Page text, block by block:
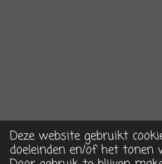
Deze website gebruikt
doeleinden en/of het tonen